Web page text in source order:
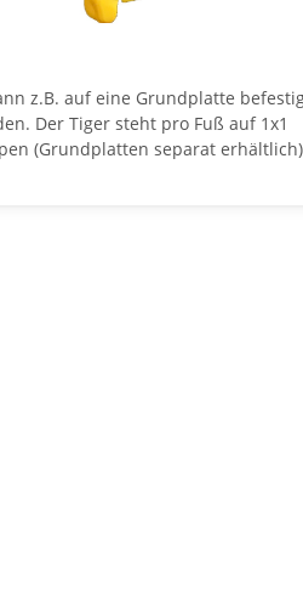
z.B. auf eine Grundplatte
Der Tiger steht pro Fuß auf 1x1
(Grundplatten separat